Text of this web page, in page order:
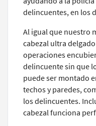
delincuentes, en los
Al igual que nuestro
cabezal ultra
operaciones
delincuente sin que
puede ser montado
techos y paredes,
los delincuentes.
cabezal funciona